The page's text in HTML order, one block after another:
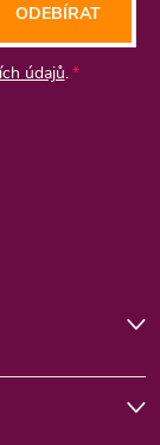
údajů.
ODEBÍRAT